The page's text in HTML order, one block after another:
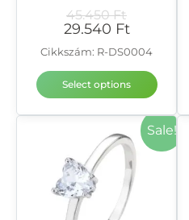
45.450Ft
29.540 Ft
Cikkszám: R-DS0004
Select options
Sale!